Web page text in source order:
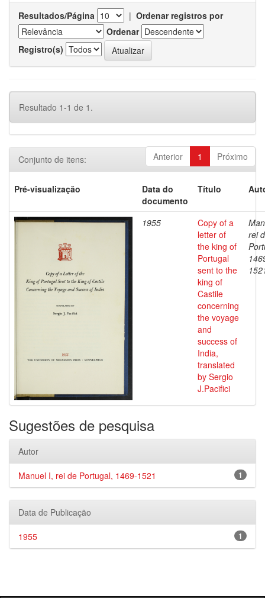
Resultados/Página | Ordenar registros por
Ordenar
Registro(s)
Resultado 1-1 de 1.
Anterior 1 Próximo
Conjunto de itens:
Pré-visualização
Data do
documento
Título
1955
Copy of a
letter of
the king of
Portugal
sent to the
king of
Castile
concerning
the voyage
and
success of
India,
translated
by Sergio
J.Pacifici
rei
Sugestões de pesquisa
Autor
1
Manuel I, rei de Portugal, 1469-1521
Data de Publicação
1
1955